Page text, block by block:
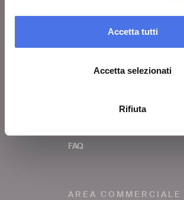
Accetta tutti
Accetta selezionati
Rifiuta
SERVIZI AL PUBBLICO
Avere supporto nella ricerca
FAQ
AREA COMMERCIALE